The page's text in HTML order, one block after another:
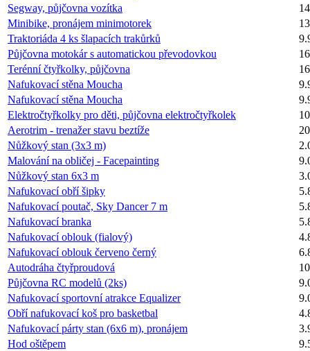
Segway, půjčovna vozítka
Minibike, pronájem minimotorek
Traktoriáda 4 ks šlapacích trakůrků
Půjčovna motokár s automatickou převodovkou
Terénní čtyřkolky, půjčovna
Nafukovací stěna Moucha
Nafukovací stěna Moucha
Elektročtyřkolky pro děti, půjčovna elektročtyřkolek
Aerotrim - trenažer stavu beztíže
Nůžkový stan (3x3 m)
Malování na obličej - Facepainting
Nůžkový stan 6x3 m
Nafukovací obří šipky
Nafukovací poutač, Sky Dancer 7 m
Nafukovací branka
Nafukovací oblouk (fialový)
Nafukovací oblouk červeno černý
Autodráha čtyřproudová
Půjčovna RC modelů (2ks)
Nafukovací sportovní atrakce Equalizer
Obří nafukovací koš pro basketbal
Nafukovací párty stan (6x6 m), pronájem
Hod oštěpem